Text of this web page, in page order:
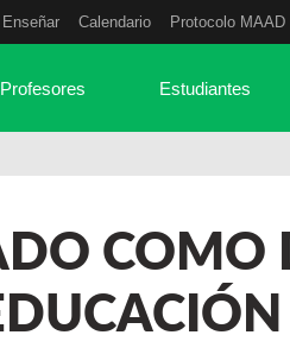
Calendario Protocolo MAAD
Profesores Estudiantes
COMO